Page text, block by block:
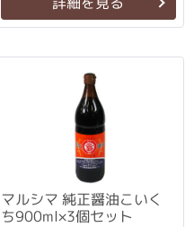
マルシマ 純正醤油こいく
ち900ml×3個セット